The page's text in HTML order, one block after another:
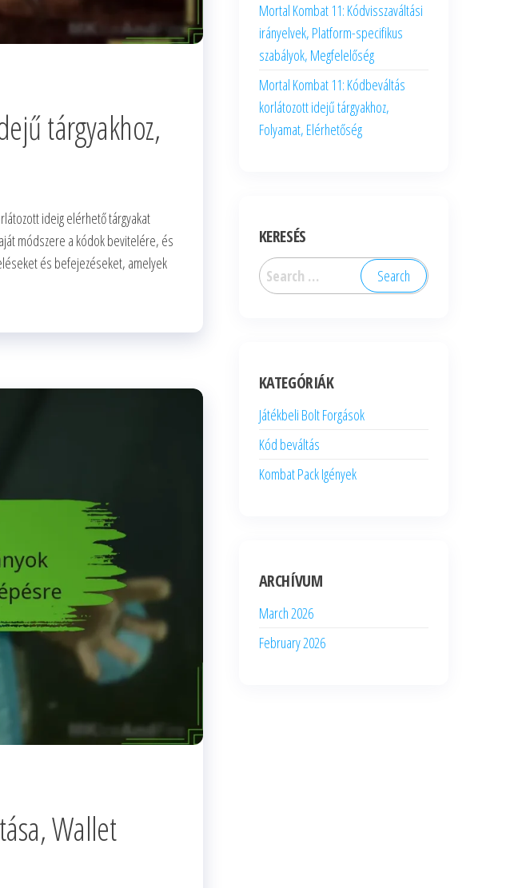
tárgyakhoz,
ideig elérhető tárgyakat
módszere a kódok bevitelére, és
és befejezéseket, amelyek
Wallet
Mortal Kombat 11: Kódvisszaváltási
irányelvek, Platform-specifikus
szabályok, Megfelelőség
Mortal Kombat 11: Kódbeváltás
korlátozott idejű tárgyakhoz,
Folyamat, Elérhetőség
KERESÉS
Search
for:
KATEGÓRIÁK
Játékbeli Bolt Forgások
Kód beváltás
Kombat Pack Igények
ARCHÍVUM
March 2026
February 2026